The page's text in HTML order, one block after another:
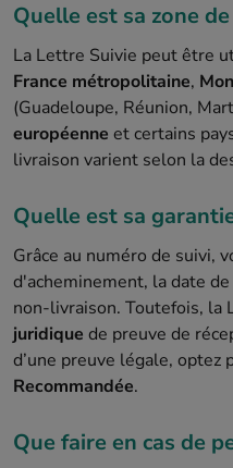
Quelle est sa zone
La Lettre Suivie peut être
France métropolitaine,
(Guadeloupe, Réunion,
européenne et certains
livraison varient selon la
Quelle est sa
Grâce au numéro de suivi,
d'acheminement, la date
non-livraison. Toutefois, la
juridique de preuve de
d’une preuve légale, optez
Recommandée.
Que faire en cas de